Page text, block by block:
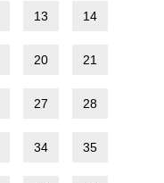
13 14
20 21
27 28
34 35